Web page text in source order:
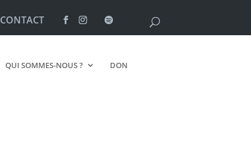
CONTACT
QUI SOMMES-NOUS ? DON